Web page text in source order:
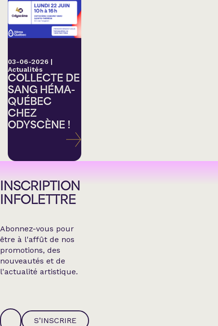
03-06-2026 |
Actualités
COLLECTE DE
SANG HÉMA-
QUÉBEC
CHEZ
ODYSCÈNE !
INSCRIPTION
INFOLETTRE
Abonnez-vous pour
être à l'affût de nos
promotions, des
nouveautés et de
l'actualité artistique.
S’INSCRIRE